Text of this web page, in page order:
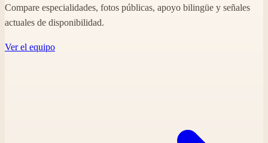
Compare especialidades, fotos públicas, apoyo bilingüe y señales
actuales de disponibilidad.
Ver el equipo